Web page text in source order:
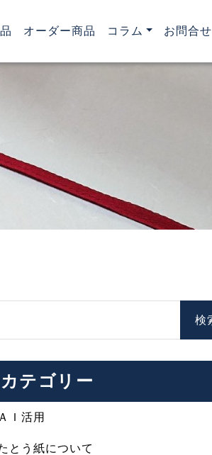
オーダー商品 コラム お問合せ
カテゴリー
ＡＩ活用
とう紙について